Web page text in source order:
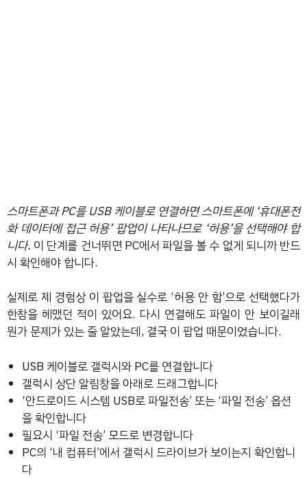
스마트폰과 PC를 USB 케이블로 연결하면 스마트폰에 ‘휴대폰전
화 데이터에 접근 허용’ 팝업이 나타나므로 ‘허용’을 선택해야 합
니다. 이 단계를 건너뛰면 PC에서 파일을 볼 수 없게 되니까 반드
시 확인해야 합니다.
실제로 제 경험상 이 팝업을 실수로 ‘허용 안 함’으로 선택했다가
한참을 헤맸던 적이 있어요. 다시 연결해도 파일이 안 보이길래
뭔가 문제가 있는 줄 알았는데, 결국 이 팝업 때문이었습니다.
USB 케이블로 갤럭시와 PC를 연결합니다
갤럭시 상단 알림창을 아래로 드래그합니다
‘안드로이드 시스템 USB로 파일전송’ 또는 ‘파일 전송’ 옵션
을 확인합니다
필요시 ‘파일 전송’ 모드로 변경합니다
PC의 ‘내 컴퓨터’에서 갤럭시 드라이브가 보이는지 확인합니
다